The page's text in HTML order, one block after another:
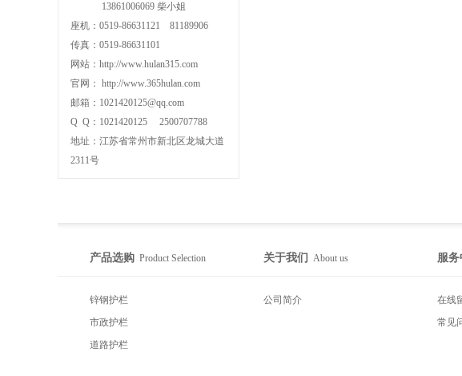
13861006069 柴小姐
座机：0519-86631121 81189906
传真：0519-86631101
网站：http://www.hulan315.com
官网： http://www.365hulan.com
邮箱：1021420125@qq.com
Q Q：1021420125 2500707788
地址：江苏省常州市新北区龙城大道
2311号
产品选购 Product Selection
锌钢护栏
市政护栏
道路护栏
关于我们 About us
公司简介
服
在线
常见